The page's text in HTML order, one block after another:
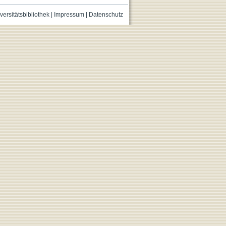
| Impressum| Datenschutz